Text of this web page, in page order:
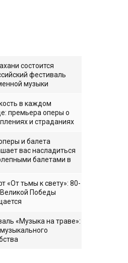
состоится
фестиваль
музыки
в каждом
премьера оперы о
и страданиях
и балета
вас насладиться
балетами в
«От тьмы к свету»: 80-
Победы
«Музыка на траве»: